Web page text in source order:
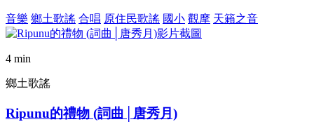
音樂 鄉土歌謠 合唱 原住民歌謠 國小 觀摩 天籟之音
4 min
鄉土歌謠
Ripunu的禮物 (詞曲│唐秀月)